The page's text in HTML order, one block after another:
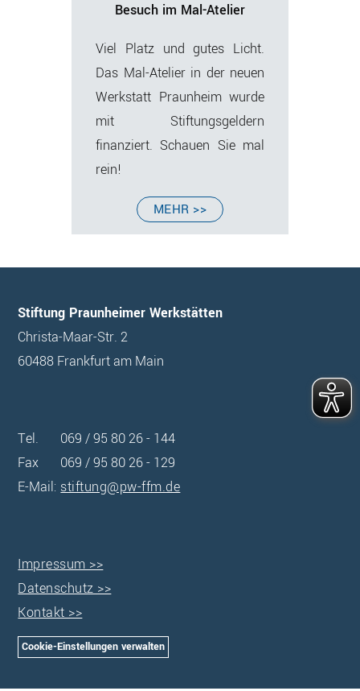
Besuch im Mal-Atelier
Viel Platz und gutes Licht.
Das Mal-Atelier in der neuen
Werkstatt Praunheim wurde
mit Stiftungsgeldern
finanziert. Schauen Sie mal
rein!
MEHR >>VERLINKT
ZU:
Stiftung Praunheimer Werkstätten
Christa-Maar-Str. 2
60488 Frankfurt am Main
Tel.
069 / 95 80 26 - 144
Fax
069 / 95 80 26 - 129
E-Mail: stiftung@pw-ffm.de
Impressum >>
Datenschutz >>
Kontakt >>
Cookie-Einstellungen verwalten